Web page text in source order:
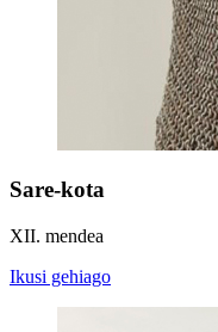
Sare-kota
XII. mendea
Ikusi gehiago